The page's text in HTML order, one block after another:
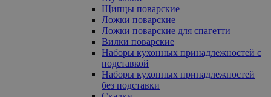
Щипцы поварские
Ложки поварские
Ложки поварские для спагетти
Вилки поварские
Наборы кухонных принадлежностей с
подставкой
Наборы кухонных принадлежностей
без подставки